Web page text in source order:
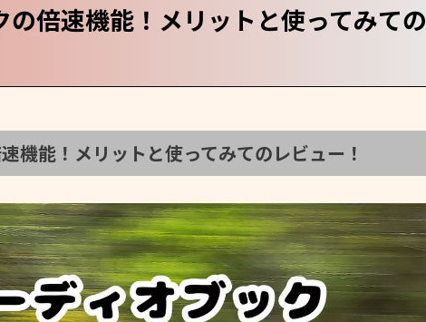
の倍速機能！メリットと使ってみての
機能！メリットと使ってみてのレビュー！